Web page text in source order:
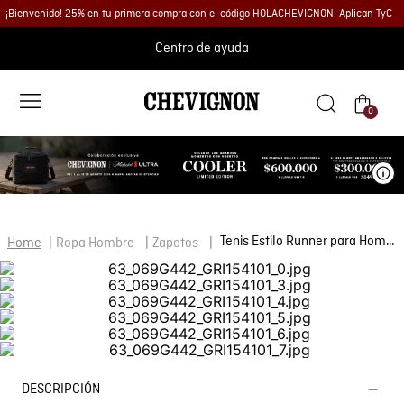
¡Bienvenido! 25% en tu primera compra con el código HOLACHEVIGNON. Aplican TyC
Centro de ayuda
0
Ropa Hombre Zapatos Tenis Estilo Runner para Hombre
DESCRIPCIÓN